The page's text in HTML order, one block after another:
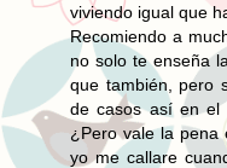
viviendo igual que
Recomiendo a
no solo te enseña
que también, pero
de casos así en el
¿Pero vale la pena
yo me callare